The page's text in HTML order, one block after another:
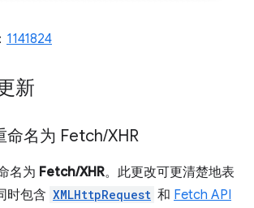
1141824
新
命名为 Fetch/XHR
名为 Fetch/XHR。此更改可更清楚地表
时包含 XMLHttpRequest 和 Fetch API